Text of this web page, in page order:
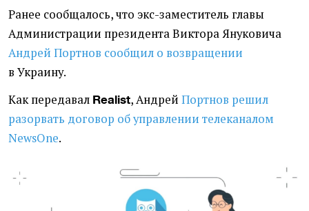
Ранее сообщалось, что экс-заместитель главы
Администрации президента Виктора Януковича
Андрей Портнов сообщил о возвращении
в Украину.
Как передавал Realist, Андрей Портнов решил
разорвать договор об управлении телеканалом
NewsOne.